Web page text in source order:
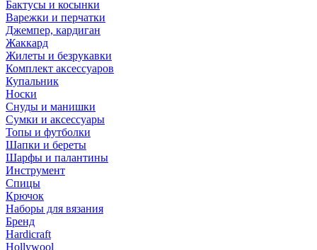
Бактусы и косынки
Варежки и перчатки
Джемпер, кардиган
Жаккард
Жилеты и безрукавки
Комплект аксессуаров
Купальник
Носки
Снуды и манишки
Сумки и аксессуары
Топы и футболки
Шапки и береты
Шарфы и палантины
Инструмент
Спицы
Крючок
Наборы для вязания
Бренд
Hardicraft
Hollywool